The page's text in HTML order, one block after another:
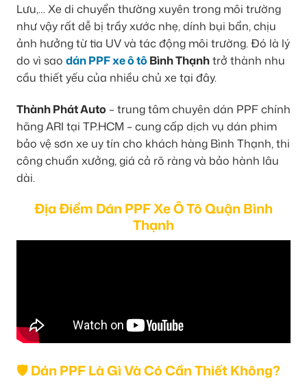
Lưu,… Xe di chuyển thường xuyên trong môi trường
như vậy rất dễ bị trầy xước nhẹ, dính bụi bẩn, chịu
ảnh hưởng từ tia UV và tác động môi trường. Đó là lý
do vì sao dán PPF xe ô tôBình Thạnhtrở thành nhu
cầu thiết yếu của nhiều chủ xe tại đây.
Thành Phát Auto – trung tâm chuyên dán PPF chính
hãng ARI tại TP.HCM – cung cấp dịch vụ dán phim
bảo vệ sơn xe uy tín cho khách hàng Bình Thạnh, thi
công chuẩn xưởng, giá cả rõ ràng và bảo hành lâu
dài.
Địa Điểm Dán PPF Xe Ô Tô Quận Bình
Thạnh
🛡️ Dán PPF Là Gì Và Có Cần Thiết Không?